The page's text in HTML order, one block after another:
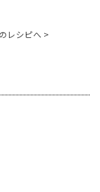
レシピへ >